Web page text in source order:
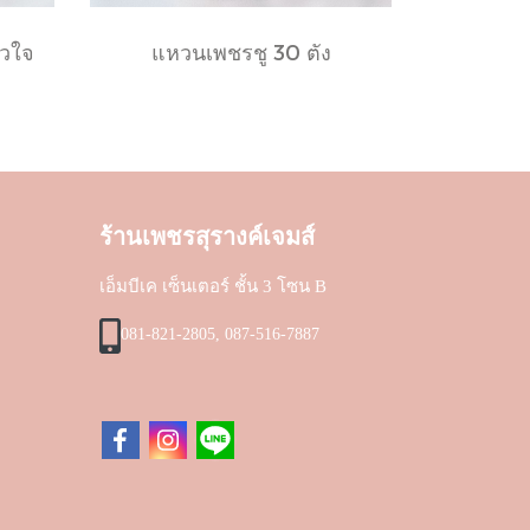
ใจ แหวนเพชรชู 30 ตัง
ร้านเพชรสุรางค์เจมส์
เอ็มบีเค เซ็นเตอร์ ชั้น 3 โซน B
081-821-2805, 087-516-7887